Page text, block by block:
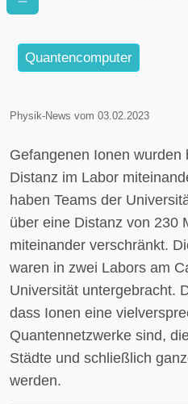
Quantencomputer
Physik-News vom 03.02.2023
Gefangenen Ionen wurden
Distanz im Labor
haben Teams der
über eine Distanz von 230
miteinander verschränkt.
waren in zwei Labors am
Universität untergebracht.
dass Ionen eine
Quantennetzwerke sind,
Städte und schließlich
werden.